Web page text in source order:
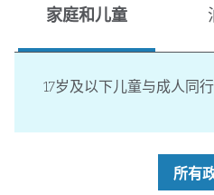
家庭和儿童
17岁及以下儿童与成人同
所有